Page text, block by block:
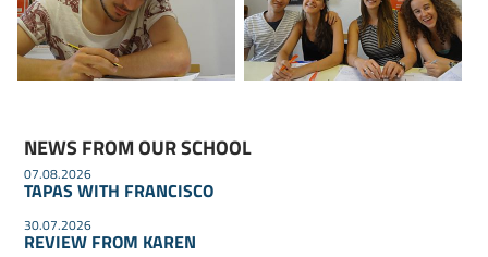
NEWS FROM OUR SCHOOL
07.08.2026
TAPAS WITH FRANCISCO
30.07.2026
REVIEW FROM KAREN